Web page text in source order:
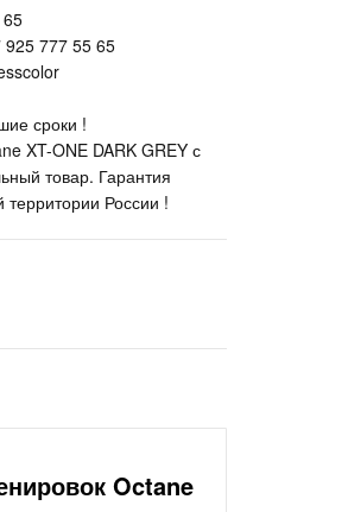
925 777 55 65
сроки !
XT-ONE DARK GREY с
товар. Гарантия
территории России !
Octane